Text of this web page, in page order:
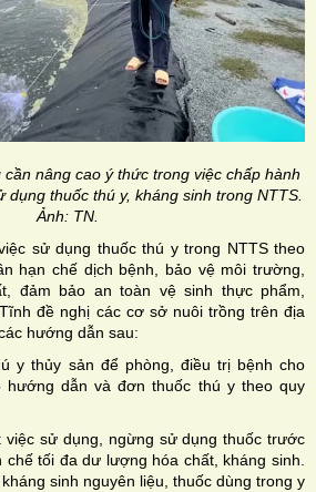
nâng cao ý thức trong việc chấp hành
dụng thuốc thú y, kháng sinh trong NTTS.
Ảnh: TN.
sử dụng thuốc thú y trong NTTS theo
hạn chế dịch bệnh, bảo vệ môi trường,
đảm bảo an toàn vệ sinh thực phẩm,
đề nghị các cơ sở nuôi trồng trên địa
hướng dẫn sau:
y thủy sản để phòng, điều trị bệnh cho
hướng dẫn và đơn thuốc thú y theo quy
việc sử dụng, ngừng sử dụng thuốc trước
chế tối đa dư lượng hóa chất, kháng sinh.
sinh nguyên liệu, thuốc dùng trong y